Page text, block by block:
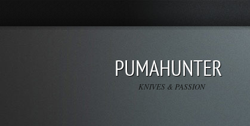
PUMAHUNTER
KNIVES & PASSION